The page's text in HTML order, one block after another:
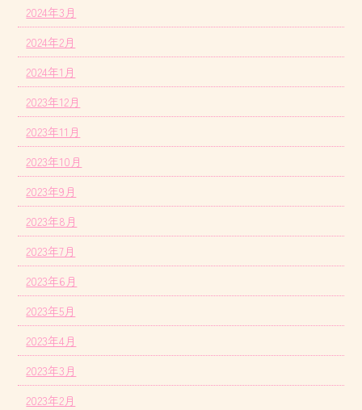
2024年3月
2024年2月
2024年1月
2023年12月
2023年11月
2023年10月
2023年9月
2023年8月
2023年7月
2023年6月
2023年5月
2023年4月
2023年3月
2023年2月